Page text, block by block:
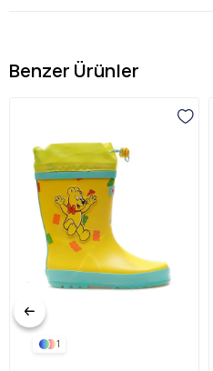
Benzer Ürünler
1